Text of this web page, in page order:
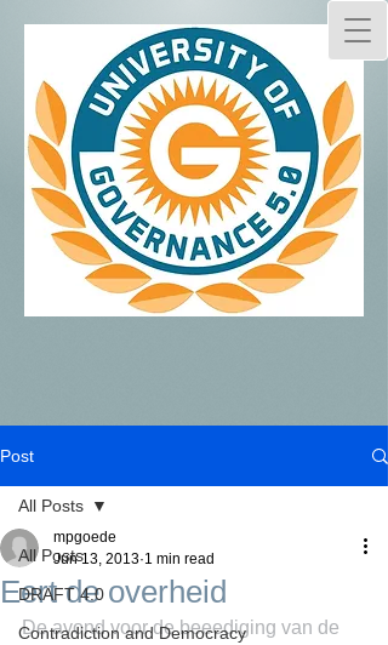
Post
All Posts
DRAFT 4.0
Contradiction and Democracy
All Posts
Eert de overheid
mpgoede
Jun 13, 2013 1 min read
De avond voor de beeediging van de